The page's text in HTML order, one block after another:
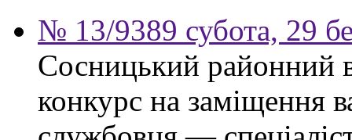
№ 13/9389 субота, 29
Сосницький районний
конкурс на заміщення